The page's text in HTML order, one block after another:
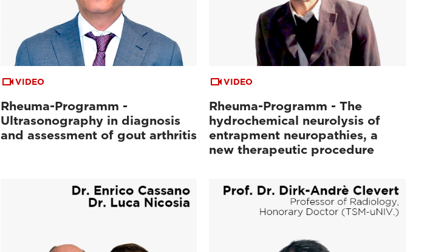
VIDEO
Rheuma-Programm -
Ultrasonography in diagnosis
and assessment of gout arthritis
VIDEO
Rheuma-Programm - The
hydrochemical neurolysis of
entrapment neuropathies, a
new therapeutic procedure